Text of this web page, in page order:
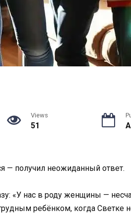
Views
51
— получил неожиданный ответ.
«У нас в роду женщины —
ребёнком, когда Светке